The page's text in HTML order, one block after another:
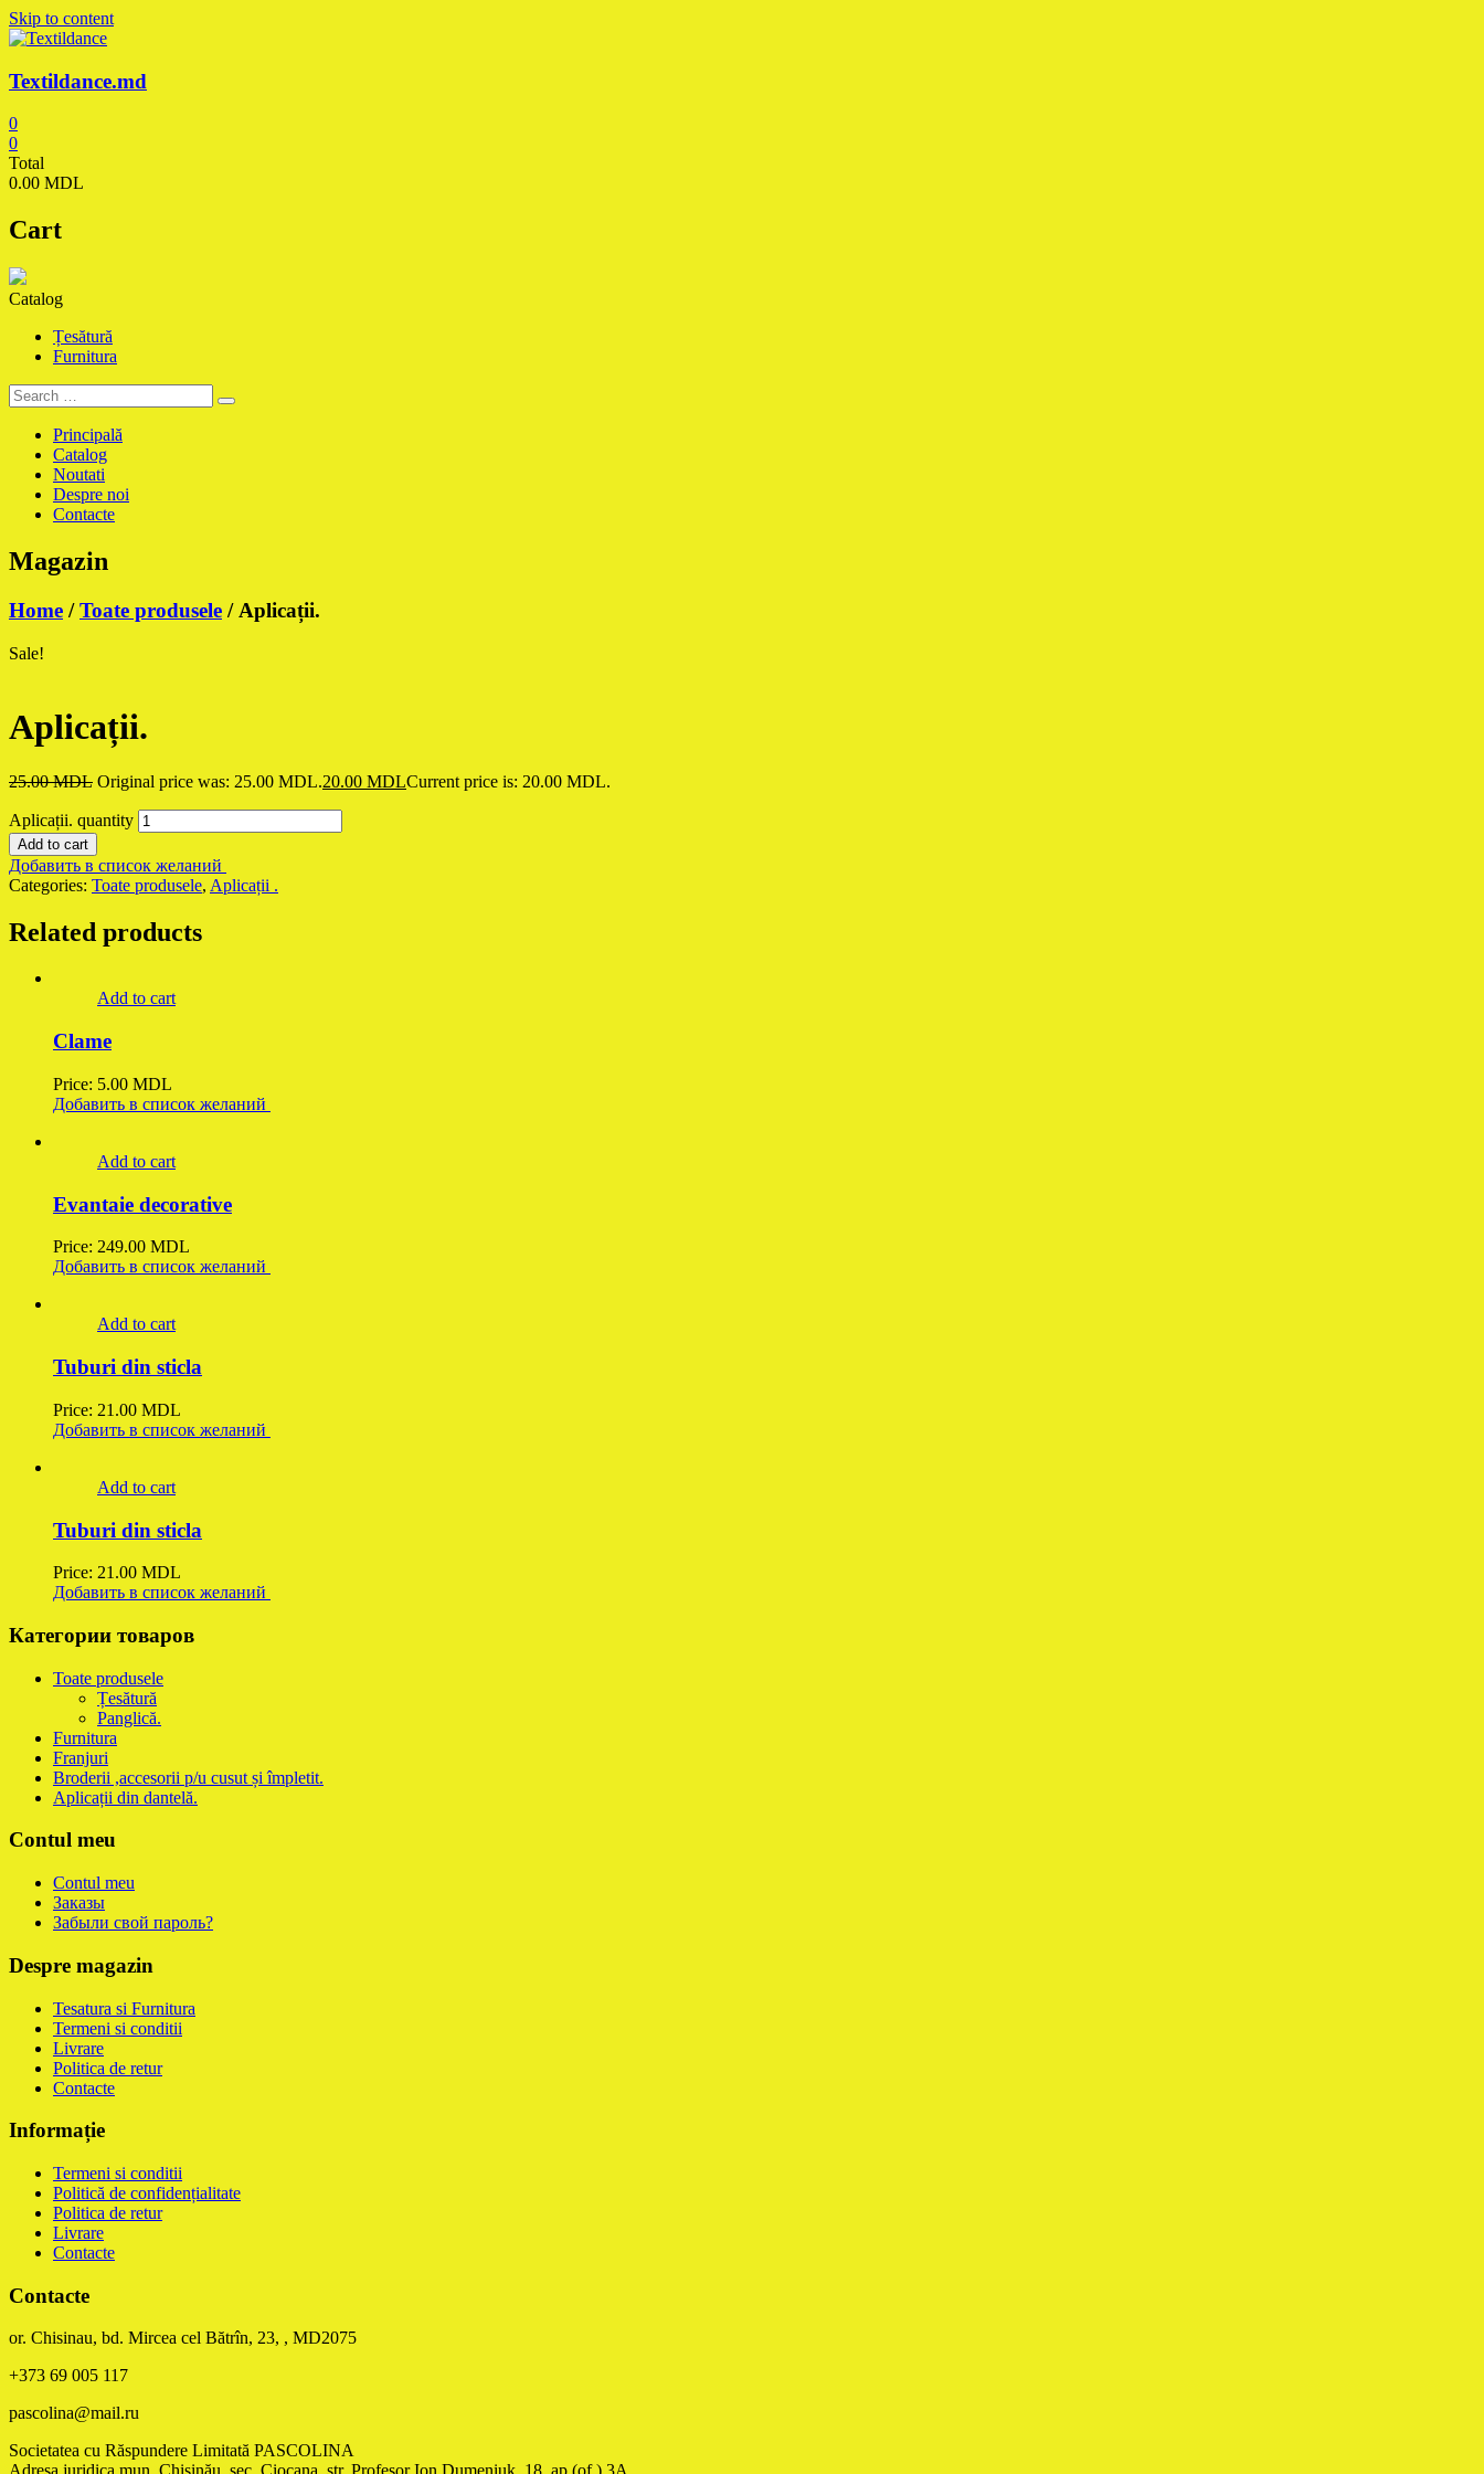
Skip to content
Textildance.md
0
0
Total
0.00 MDL
Cart
Catalog
Țesătură
Furnitura
Principală
Catalog
Noutati
Despre noi
Contacte
Magazin
Home /Toate produsele / Aplicații.
Sale!
Aplicații.
25.00MDL Original price was: 25.00 MDL.20.00 MDLCurrent price is: 20.00 MDL.
Aplicații. quantity
Add to cart
Добавить в список желаний
Categories: Toate produsele, Aplicații .
Related products
Add to cart
Clame
Price: 5.00 MDL
Добавить в список желаний
Add to cart
Evantaie decorative
Price: 249.00 MDL
Добавить в список желаний
Add to cart
Tuburi din sticla
Price: 21.00 MDL
Добавить в список желаний
Add to cart
Tuburi din sticla
Price: 21.00 MDL
Добавить в список желаний
Категории товаров
Toate produsele
Țesătură
Panglică.
Furnitura
Franjuri
Broderii ,accesorii p/u cusut și împletit.
Aplicații din dantelă.
Contul meu
Contul meu
Заказы
Забыли свой пароль?
Despre magazin
Tesatura si Furnitura
Termeni si conditii
Livrare
Politica de retur
Contacte
Informație
Termeni si conditii
Politică de confidențialitate
Politica de retur
Livrare
Contacte
Contacte
or. Chisinau, bd. Mircea cel Bătrîn, 23, , MD2075
+373 69 005 117
pascolina@mail.ru
Societatea cu Răspundere Limitată PASCOLINA